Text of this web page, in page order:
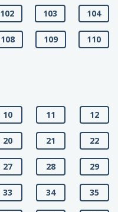
102 103 104
108 109 110
10 11 12
20 21 22
27 28 29
33 34 35